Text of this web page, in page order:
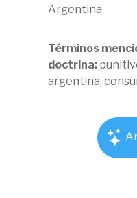
Argentina
Términos
doctrina:
argentina,